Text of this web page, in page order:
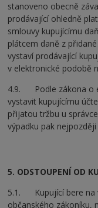
stanoveno obecně
prodávající ohledně
smlouvy kupujícímu
plátcem daně z
vystaví prodávající
v elektronické podobě
4.9. Podle zákona o
vystavit kupujícímu
přijatou tržbu u
výpadku pak
5. ODSTOUPENÍ OD
5.1. Kupující bere na
občanského zákoníku,